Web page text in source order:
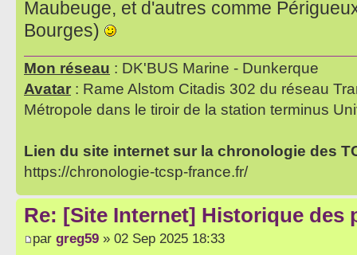
Maubeuge, et d'autres comme
Bourges)
Mon réseau : DK'BUS Marine - Dunkerque
Avatar : Rame Alstom Citadis 302 du réseau
Métropole dans le tiroir de la station terminus
Lien du site internet sur la chronologie des
https://chronologie-tcsp-france.fr/
Re: [Site Internet] Historique des
par greg59 » 02 Sep 2025 18:33